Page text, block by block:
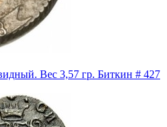
Вес 3,57 гр. Биткин # 427